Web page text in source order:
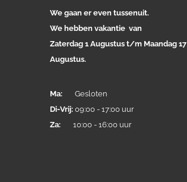
We gaan er even tussenuit.
We hebben vakantie van
Zaterdag 1 Augustus t/m Maandag 17
Augustus.
Ma: Gesloten
Di-Vrij:09:00 - 17:00 uur
Za: 10:00 - 16:00 uur